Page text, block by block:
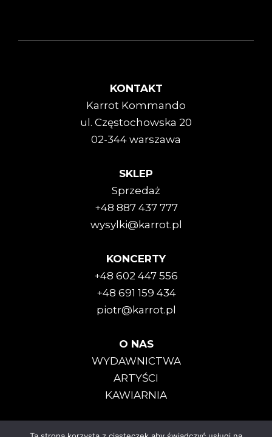
KONTAKT
Karrot Kommando
ul. Częstochowska 20
02-344 warszawa
SKLEP
Sprzedaż
+48 887 437 777
wysylki@karrot.pl
KONCERTY
+48 602 447 556
+48 691 159 434
piotr@karrot.pl
O NAS
WYDAWNICTWA
ARTYŚCI
KAWIARNIA